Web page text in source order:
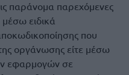
παράνομα παρεχόμενες
μέσω ειδικά
που
οργάνωσης είτε μέσω
εφαρμογών σε